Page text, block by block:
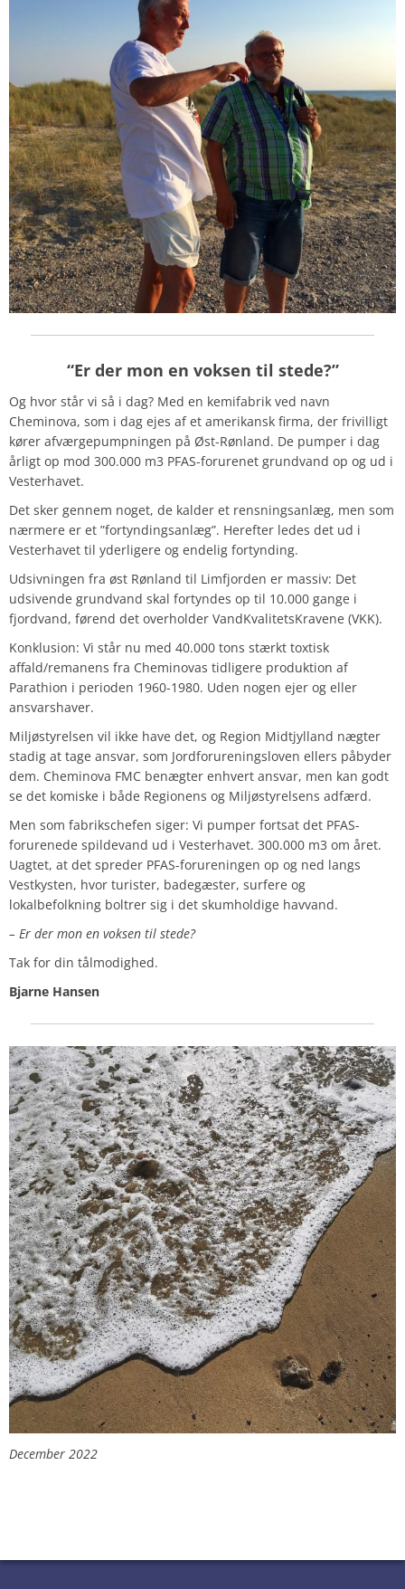
“Er der mon en voksen til stede?”
Og hvor står vi så i dag? Med en kemifabrik ved navn
Cheminova, som i dag ejes af et amerikansk firma, der frivilligt
kører afværgepumpningen på Øst-Rønland. De pumper i dag
årligt op mod 300.000 m3 PFAS-forurenet grundvand op og ud i
Vesterhavet.
Det sker gennem noget, de kalder et rensningsanlæg, men som
nærmere er et ”fortyndingsanlæg”. Herefter ledes det ud i
Vesterhavet til yderligere og endelig fortynding.
Udsivningen fra øst Rønland til Limfjorden er massiv: Det
udsivende grundvand skal fortyndes op til 10.000 gange i
fjordvand, førend det overholder VandKvalitetsKravene (VKK).
Konklusion: Vi står nu med 40.000 tons stærkt toxtisk
affald/remanens fra Cheminovas tidligere produktion af
Parathion i perioden 1960-1980. Uden nogen ejer og eller
ansvarshaver.
Miljøstyrelsen vil ikke have det, og Region Midtjylland nægter
stadig at tage ansvar, som Jordforureningsloven ellers påbyder
dem. Cheminova FMC benægter enhvert ansvar, men kan godt
se det komiske i både Regionens og Miljøstyrelsens adfærd.
Men som fabrikschefen siger: Vi pumper fortsat det PFAS-
forurenede spildevand ud i Vesterhavet. 300.000 m3 om året.
Uagtet, at det spreder PFAS-forureningen op og ned langs
Vestkysten, hvor turister, badegæster, surfere og
lokalbefolkning boltrer sig i det skumholdige havvand.
– Er der mon en voksen til stede?
Tak for din tålmodighed.
Bjarne Hansen
December 2022